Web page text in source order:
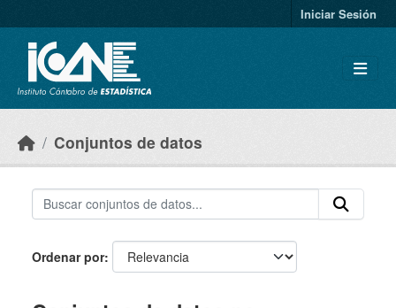
Iniciar Sesión
Conjuntos de datos
Ordenar por